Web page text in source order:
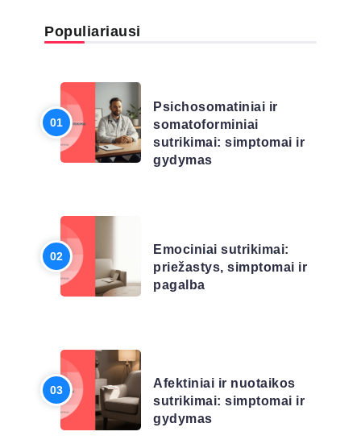
Populiariausi
Psichosomatiniai ir
somatoforminiai
sutrikimai: simptomai ir
gydymas
Emociniai sutrikimai:
priežastys, simptomai ir
pagalba
Afektiniai ir nuotaikos
sutrikimai: simptomai ir
gydymas